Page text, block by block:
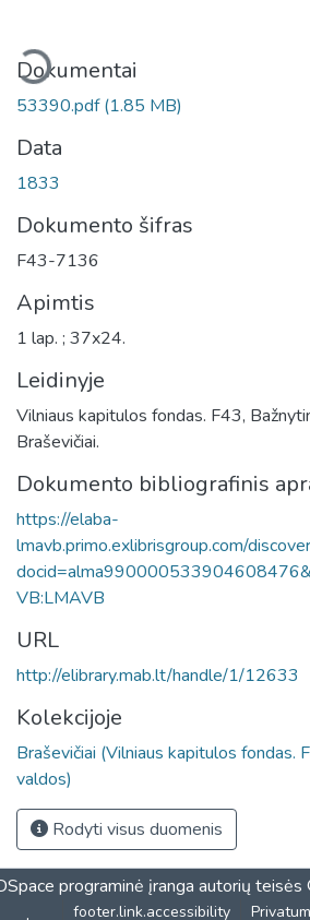
Dokumentai
53390.pdf(1.85 MB)
Data
1833
Dokumento šifras
F43-7136
Apimtis
1 lap. ; 37x24.
Leidinyje
Vilniaus kapitulos fondas. F43,
Braševičiai.
Dokumento bibliografinis
https://elaba-
lmavb.primo.exlibrisgroup.com/
VB:LMAVB
URL
http://elibrary.mab.lt/handle/1/12633
Kolekcijoje
Braševičiai (Vilniaus kapitulos fondas.
valdos)
Rodyti visus duomenis
programinė įranga autorių
footer.link.accessibility